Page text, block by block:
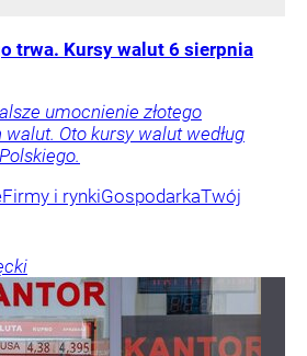
trwa. Kursy walut 6 sierpnia
umocnienie złotego
Oto kursy walut według
Firmy i rynkiGospodarkaTwój